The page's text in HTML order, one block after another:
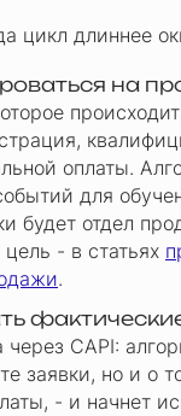
цикл длиннее
на
оплаты.
для
будет отдел
- в статьях
.
через CAPI:
заявки, но и о
- и начнет